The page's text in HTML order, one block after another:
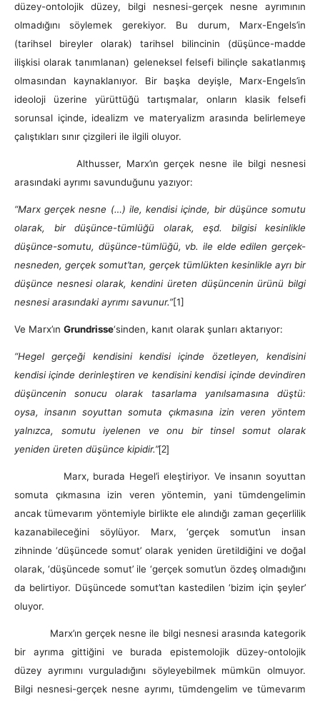
düzey-ontolojik düzey, bilgi nesnesi-gerçek nesne ayrımının
olmadığını söylemek gerekiyor. Bu durum, Marx-Engels’in
(tarihsel bireyler olarak) tarihsel bilincinin (düşünce-madde
ilişkisi olarak tanımlanan) geleneksel felsefi bilinçle sakatlanmış
olmasından kaynaklanıyor. Bir başka deyişle, Marx-Engels’in
ideoloji üzerine yürüttüğü tartışmalar, onların klasik felsefi
sorunsal içinde, idealizm ve materyalizm arasında belirlemeye
çalıştıkları sınır çizgileri ile ilgili oluyor.
Althusser, Marx’ın gerçek nesne ile bilgi nesnesi
arasındaki ayrımı savunduğunu yazıyor:
“Marx gerçek nesne (…) ile, kendisi içinde, bir düşünce somutu
olarak, bir düşünce-tümlüğü olarak, eşd. bilgisi kesinlikle
düşünce-somutu, düşünce-tümlüğü, vb. ile elde edilen gerçek-
nesneden, gerçek somut’tan, gerçek tümlükten kesinlikle ayrı bir
düşünce nesnesi olarak, kendini üreten düşüncenin ürünü bilgi
nesnesi arasındaki ayrımı savunur.”[1]
Ve Marx’ın Grundrisse‘sinden, kanıt olarak şunları aktarıyor:
“Hegel gerçeği kendisini kendisi içinde özetleyen, kendisini
kendisi içinde derinleştiren ve kendisini kendisi içinde devindiren
düşüncenin sonucu olarak tasarlama yanılsamasına düştü:
oysa, insanın soyuttan somuta çıkmasına izin veren yöntem
yalnızca, somutu iyelenen ve onu bir tinsel somut olarak
yeniden üreten düşünce kipidir.”[2]
Marx, burada Hegel’i eleştiriyor. Ve insanın soyuttan
somuta çıkmasına izin veren yöntemin, yani tümdengelimin
ancak tümevarım yöntemiyle birlikte ele alındığı zaman geçerlilik
kazanabileceğini söylüyor. Marx, ‘gerçek somut’un insan
zihninde ‘düşüncede somut’ olarak yeniden üretildiğini ve doğal
olarak, ‘düşüncede somut’ ile ‘gerçek somut’un özdeş olmadığını
da belirtiyor. Düşüncede somut’tan kastedilen ‘bizim için şeyler’
oluyor.
Marx’ın gerçek nesne ile bilgi nesnesi arasında kategorik
bir ayrıma gittiğini ve burada epistemolojik düzey-ontolojik
düzey ayrımını vurguladığını söyleyebilmek mümkün olmuyor.
Bilgi nesnesi-gerçek nesne ayrımı, tümdengelim ve tümevarım